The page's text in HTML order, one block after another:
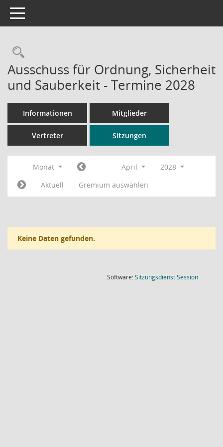
Toggle navigation
Rechercheauswahl
Ausschuss für Ordnung, Sicherheit
und Sauberkeit - Termine 2028
Informationen Mitglieder
Vertreter Sitzungen
Monat April
2028
Aktuell
Gremium auswählen
Keine Daten gefunden.
Software:SitzungsdienstSession(Wird in